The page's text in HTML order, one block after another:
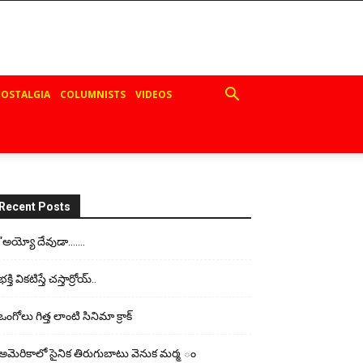
COLUMNISTS VIDEOS
Recent Posts
దేవుడా…….
విక‌టిస్తే చ‌స్తార్రోయ్‌..
గిత్త లాంటి సినిమా క్రాక్
సైనిక తిరుగుబాటు వెనుక మర్మ ం